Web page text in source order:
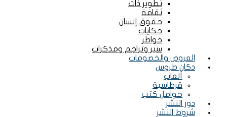
تطوير ذات
ثقافة
حقوق إنسان
حكايات
خواطر
سير وتراجم ومذكرات
العروض والخصومات
دكان طروس
ألعاب
قرطاسية
حوامل كتب
دور النشر
شروط النشر